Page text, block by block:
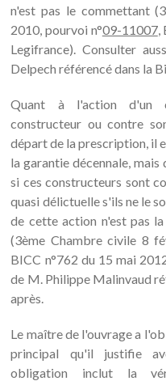
n'est pas le commettant
2010, pourvoi n°09-11007,
Legifrance). Consulter
Delpech référencé dans la
Quant à l'action d'un
constructeur ou contre
départ de la prescription, il
la garantie décennale,
si ces constructeurs sont
quasi délictuelle s'ils ne le
de cette action n'est pas
(3ème Chambre civile 8
BICC n°762 du 15 mai
de M. Philippe Malinvaud
après.
Le maître de l'ouvrage a
principal qu'il justifie
obligation inclut la